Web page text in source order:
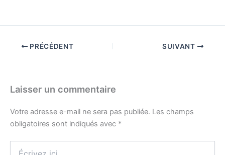
PRÉCÉDENT SUIVANT
Laisser un commentaire
Votre adresse e-mail ne sera pas publiée. Les champs
obligatoires sont indiqués avec *